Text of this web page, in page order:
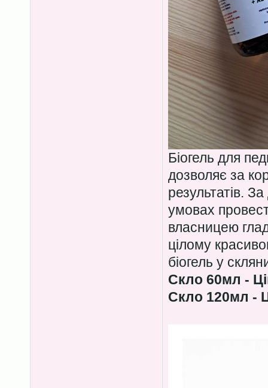
Біогель для
дозволяє за
результатів.
умовах
власницею
цілому
біогель у
Скло 60мл -
Скло 120мл -